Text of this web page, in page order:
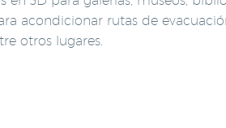
acondicionar rutas de
otros lugares.